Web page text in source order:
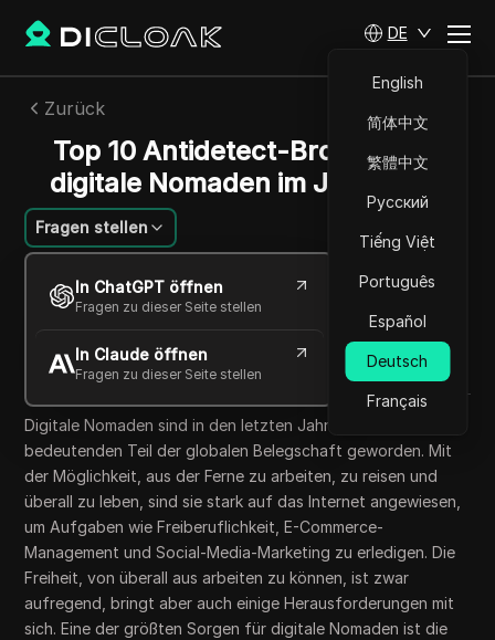
DE
English
简体中文
繁體中文
Русский
Tiếng Việt
Português
Español
Deutsch
Français
Zurück
Top 10 Antidetect-Browser für
digitale Nomaden im Jahr 2025
Fragen stellen
In ChatGPT öffnen
Fragen zu dieser Seite stellen
In Claude öffnen
Fragen zu dieser Seite stellen
Lin Zifeng
28 Sept. 2025 4 min lesen
Copy Link
Digitale Nomaden sind in den letzten Jahren zu einem
bedeutenden Teil der globalen Belegschaft geworden. Mit
der Möglichkeit, aus der Ferne zu arbeiten, zu reisen und
überall zu leben, sind sie stark auf das Internet angewiesen,
um Aufgaben wie Freiberuflichkeit, E-Commerce-
Management und Social-Media-Marketing zu erledigen. Die
Freiheit, von überall aus arbeiten zu können, ist zwar
aufregend, bringt aber auch einige Herausforderungen mit
sich. Eine der größten Sorgen für digitale Nomaden ist die